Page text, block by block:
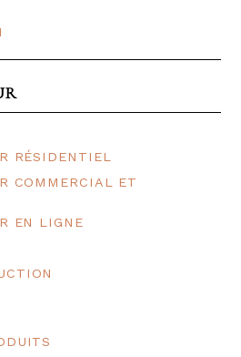
RÉSIDENTIEL
COMMERCIAL ET
EN LIGNE